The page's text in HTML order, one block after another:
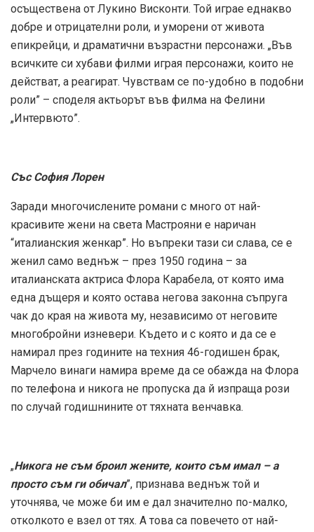
осъществена от Лукино Висконти. Той играе еднакво
добре и отрицателни роли, и уморени от живота
епикрейци, и драматични възрастни персонажи. „Във
всичките си хубави филми играя персонажи, които не
действат, а реагират. Чувствам се по-удобно в подобни
роли” – споделя актьорът във филма на Фелини
„Интервюто”.
Със София Лорен
Заради многочислените романи с много от най-
красивите жени на света Мастрояни е наричан
“италианския женкар”. Но въпреки тази си слава, се е
женил само веднъж – през 1950 година – за
италианската актриса Флора Карабела, от която има
една дъщеря и която остава негова законна съпруга
чак до края на живота му, независимо от неговите
многобройни изневери. Където и с която и да се е
намирал през годините на техния 46-годишен брак,
Марчело винаги намира време да се обажда на Флора
по телефона и никога не пропуска да й изпраща рози
по случай годишнините от тяхната венчавка.
„Никога не съм броил жените, които съм имал – а
просто съм ги обичал”, признава веднъж той и
уточнява, че може би им е дал значително по-малко,
отколкото е взел от тях. А това са повечето от най-